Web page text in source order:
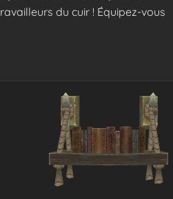
du cuir ! Équipez-vous